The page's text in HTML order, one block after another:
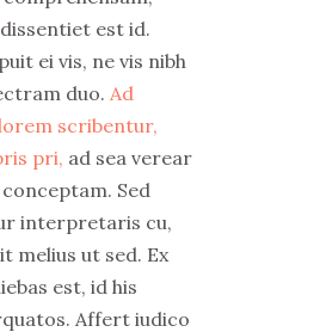
est id.
ei vis, ne vis nibh
duo. Ad
scribentur,
pri, ad sea verear
Sed
interpretaris cu,
melius ut sed. Ex
est, id his
Affert iudico